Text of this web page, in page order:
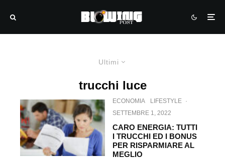
Ultimi
trucchi luce
ECONOMIA LIFESTYLE ·
SETTEMBRE 1, 2022
CARO ENERGIA: TUTTI
I TRUCCHI ED I BONUS
PER RISPARMIARE AL
MEGLIO